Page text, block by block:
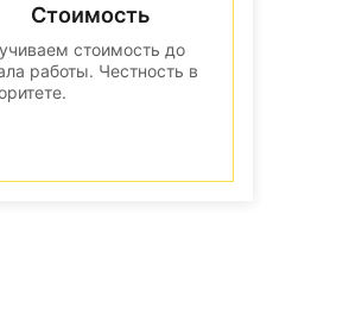
Стоимость
стоимость до
работы. Честность в